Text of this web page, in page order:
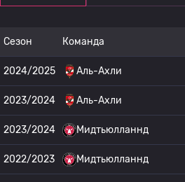
Сезон Команда
2024/2025 Аль-Ахли
2023/2024 Аль-Ахли
2023/2024 Мидтьюлланнд
2022/2023 Мидтьюлланнд